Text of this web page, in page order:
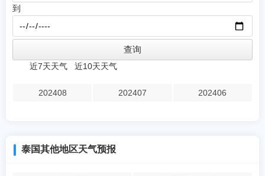
到
近7天天气 近10天天气
202408 202407 202406
泰国其他地区天气预报